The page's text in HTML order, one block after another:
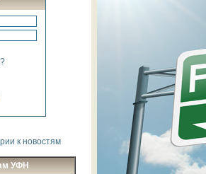
к новостям
УФН